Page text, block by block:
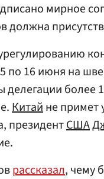
мирное
должна
по 16 июня на
делегации более
Китайне примет
президентСША
рассказал, чему